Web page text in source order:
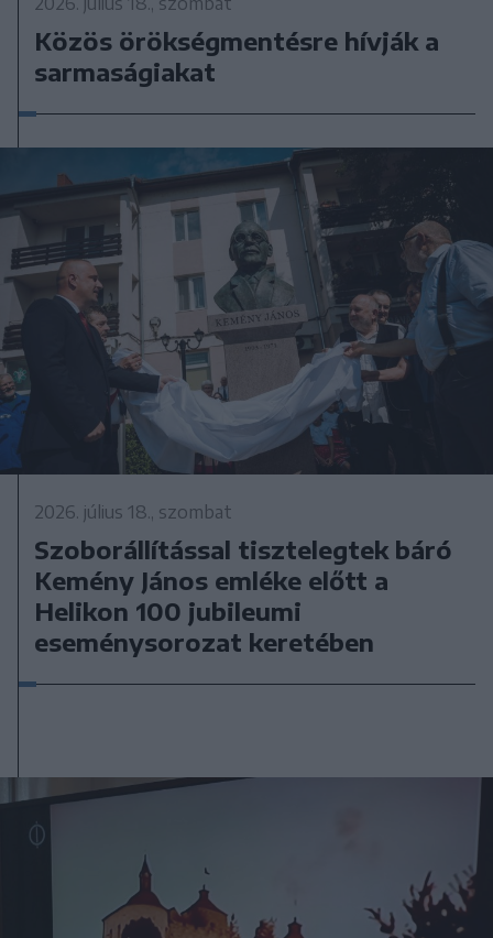
Közös örökségmentésre hívják a
sarmaságiakat
2026. július 18., szombat
Szoborállítással tisztelegtek báró
Kemény János emléke előtt a
Helikon 100 jubileumi
eseménysorozat keretében